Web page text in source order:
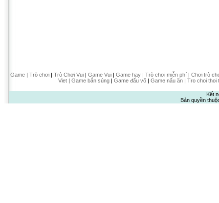
Game| Trò chơi| Trò Chơi Vui| Game Vui| Game hay| Trò chơi miễn phí| Chơi trò
Viet| Game bắn súng| Game đấu võ| Game nấu ăn| Tro choi thoi
Kết
Bản quyền